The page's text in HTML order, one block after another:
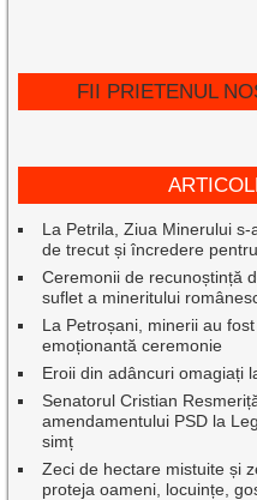
FII PRIETENUL
La Petrila, Ziua Minerului
de trecut și încredere
Ceremonii de recunoștință
suflet a mineritului
La Petroșani, minerii au
emoționantă ceremonie
Eroii din adâncuri omagiați
Senatorul Cristian
amendamentului PSD la
simț
Zeci de hectare mistuite și
proteja oameni, locuințe,